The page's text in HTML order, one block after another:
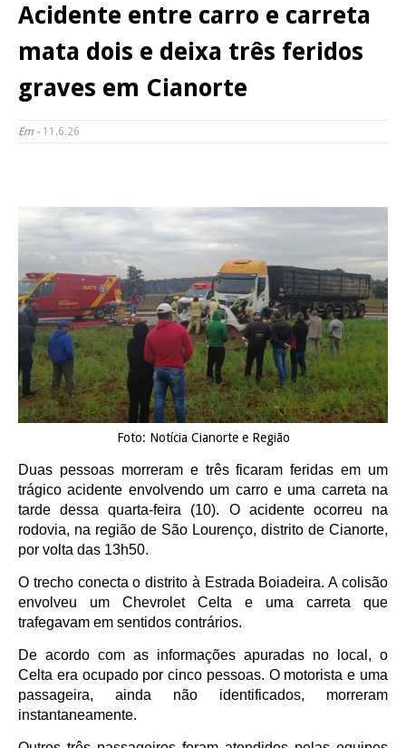
Acidente entre carro e carreta
mata dois e deixa três feridos
graves em Cianorte
Em - 11.6.26
Foto: Notícia Cianorte e Região
Duas pessoas morreram e três ficaram feridas em um
trágico acidente envolvendo um carro e uma carreta na
tarde dessa quarta-feira (10). O acidente ocorreu na
rodovia, na região de São Lourenço, distrito de Cianorte,
por volta das 13h50.
O trecho conecta o distrito à Estrada Boiadeira. A colisão
envolveu um Chevrolet Celta e uma carreta que
trafegavam em sentidos contrários.
De acordo com as informações apuradas no local, o
Celta era ocupado por cinco pessoas. O motorista e uma
passageira, ainda não identificados, morreram
instantaneamente.